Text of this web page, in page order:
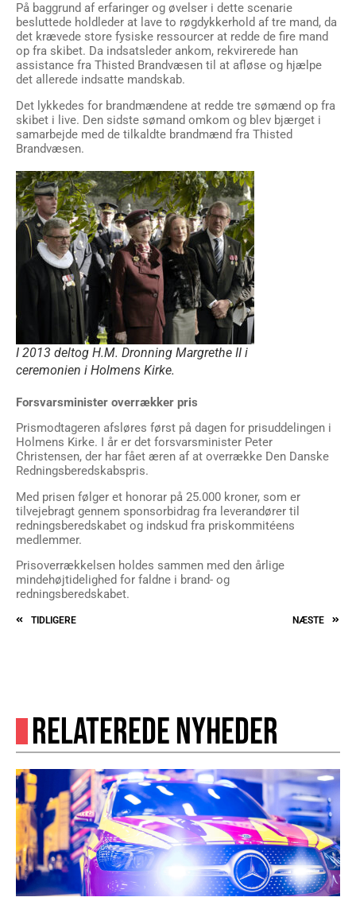
På baggrund af erfaringer og øvelser i dette scenarie
besluttede holdleder at lave to røgdykkerhold af tre mand, da
det krævede store fysiske ressourcer at redde de fire mand
op fra skibet. Da indsatsleder ankom, rekvirerede han
assistance fra Thisted Brandvæsen til at afløse og hjælpe
det allerede indsatte mandskab.
Det lykkedes for brandmændene at redde tre sømænd op fra
skibet i live. Den sidste sømand omkom og blev bjærget i
samarbejde med de tilkaldte brandmænd fra Thisted
Brandvæsen.
I 2013 deltog H.M. Dronning Margrethe II i
ceremonien i Holmens Kirke.
Forsvarsminister overrækker pris
Prismodtageren afsløres først på dagen for prisuddelingen i
Holmens Kirke. I år er det forsvarsminister Peter
Christensen, der har fået æren af at overrække Den Danske
Redningsberedskabspris.
Med prisen følger et honorar på 25.000 kroner, som er
tilvejebragt gennem sponsorbidrag fra leverandører til
redningsberedskabet og indskud fra priskommitéens
medlemmer.
Prisoverrækkelsen holdes sammen med den årlige
mindehøjtidelighed for faldne i brand- og
redningsberedskabet.
TIDLIGERE NÆSTE
RELATEREDE NYHEDER